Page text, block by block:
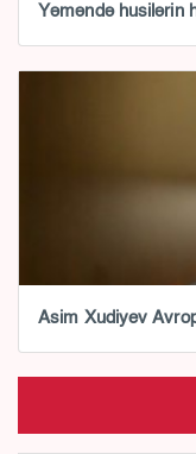
Yəməndə husilərin
Asim Xudiyev